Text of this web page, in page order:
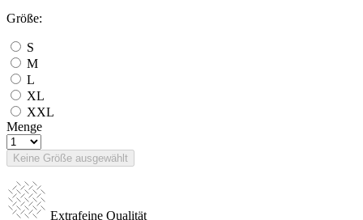
Größe:
S
M
L
XL
XXL
Menge
Keine Größe ausgewählt
Extrafeine Qualität